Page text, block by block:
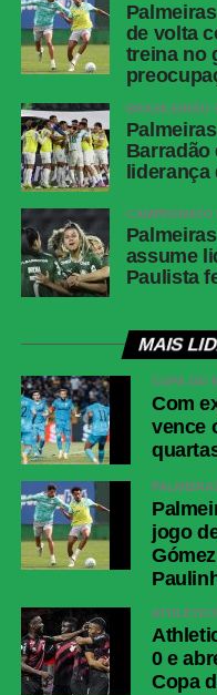
de volta
treina no
BRASILEIRÃO
Barradão
CAMPEONATO
assume
Paulista
MAIS
COPA DO
Com
vence
jogo
0 e
Copa